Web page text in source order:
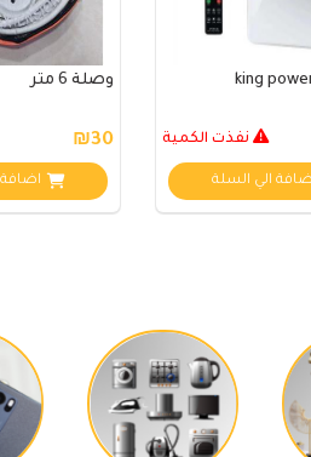
نفذت الكمية
الي السلة
وصلة 6 متر
₪30